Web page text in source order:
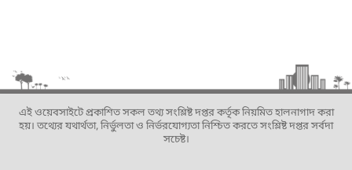
এই ওয়েবসাইটে প্রকাশিত সকল তথ্য সংশ্লিষ্ট দপ্তর কর্তৃক নিয়মিত হালনাগাদ করা
হয়। তথ্যের যথার্থতা, নির্ভুলতা ও নির্ভরযোগ্যতা নিশ্চিত করতে সংশ্লিষ্ট দপ্তর সর্বদা
সচেষ্ট।